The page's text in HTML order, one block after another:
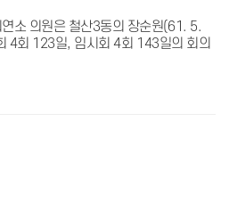
소 의원은 철산3동의 장순원(61. 5.
4회 123일, 임시회 4회 143일의 회의